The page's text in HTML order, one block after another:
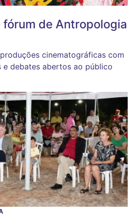
fórum de Antropologia
cinematográficas com
e debates abertos ao público